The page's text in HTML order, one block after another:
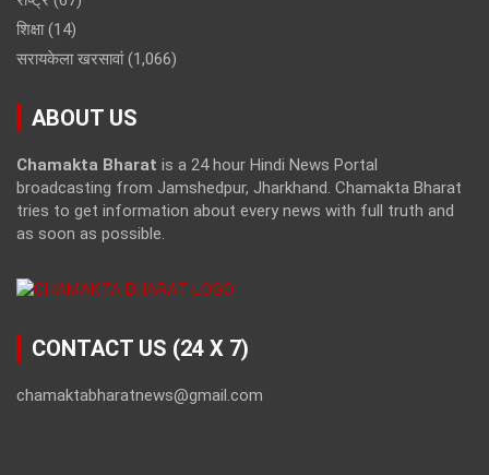
शिक्षा(14)
सरायकेला खरसावां(1,066)
ABOUT US
Chamakta Bharat is a 24 hour Hindi News Portal
broadcasting from Jamshedpur, Jharkhand. Chamakta Bharat
tries to get information about every news with full truth and
as soon as possible.
CONTACT US (24 X 7)
chamaktabharatnews@gmail.com